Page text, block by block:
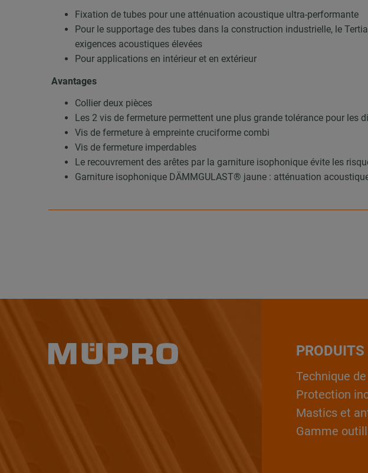
Fixation de tubes pour une atténuation acoustique ultra-performante
Pour le supportage des tubes dans la construction industrielle, le
exigences acoustiques élevées
Pour applications en intérieur et en extérieur
Avantages
Collier deux pièces
Les 2 vis de fermeture permettent une plus grande tolérance pour les
Vis de fermeture à empreinte cruciforme combi
Vis de fermeture imperdables
Le recouvrement des arêtes par la garniture isophonique évite les
Garniture isophonique DÄMMGULAST® jaune : atténuation
PRODUITS
Technique
Protection
Mastics et
Gamme